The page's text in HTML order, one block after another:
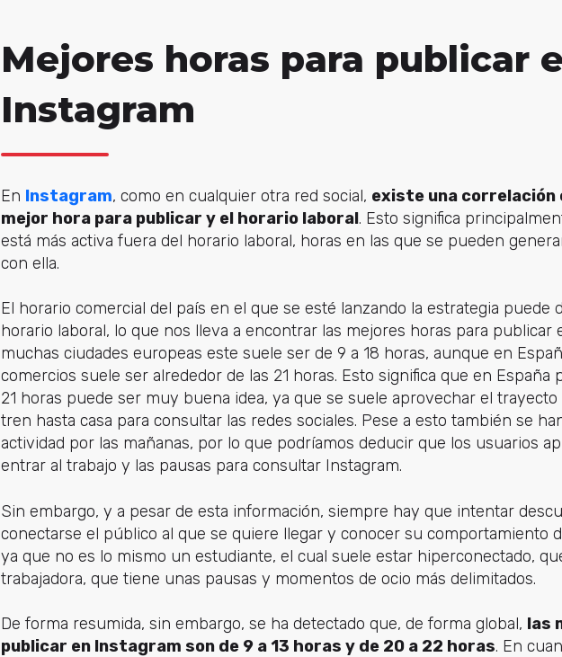
Mejores horas para publicar
Instagram
En Instagram, como en cualquier otra red social, existe una correlación
mejor hora para publicar y el horario laboral. Esto significa
está más activa fuera del horario laboral, horas en las que se pueden
con ella.
El horario comercial del país en el que se esté lanzando la estrategia puede
horario laboral, lo que nos lleva a encontrar las mejores horas para publicar
muchas ciudades europeas este suele ser de 9 a 18 horas, aunque en
comercios suele ser alrededor de las 21 horas. Esto significa que en España
21 horas puede ser muy buena idea, ya que se suele aprovechar el
tren hasta casa para consultar las redes sociales. Pese a esto también se
actividad por las mañanas, por lo que podríamos deducir que los usuarios
entrar al trabajo y las pausas para consultar Instagram.
Sin embargo, y a pesar de esta información, siempre hay que intentar
conectarse el público al que se quiere llegar y conocer su comportamiento
ya que no es lo mismo un estudiante, el cual suele estar hiperconectado,
trabajadora, que tiene unas pausas y momentos de ocio más delimitados.
De forma resumida, sin embargo, se ha detectado que, de forma global, las
publicar en Instagram son de 9 a 13 horas y de 20 a 22 horas. En